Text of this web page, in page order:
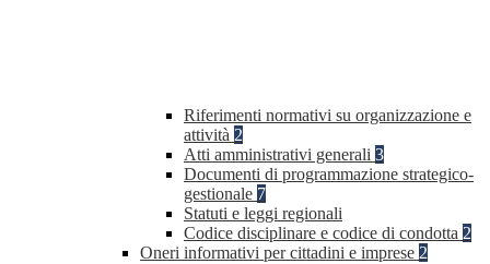
Riferimenti normativi su organizzazione e
attività 2
Atti amministrativi generali 3
Documenti di programmazione strategico-
gestionale 7
Statuti e leggi regionali
Codice disciplinare e codice di condotta 2
Oneri informativi per cittadini e imprese 2